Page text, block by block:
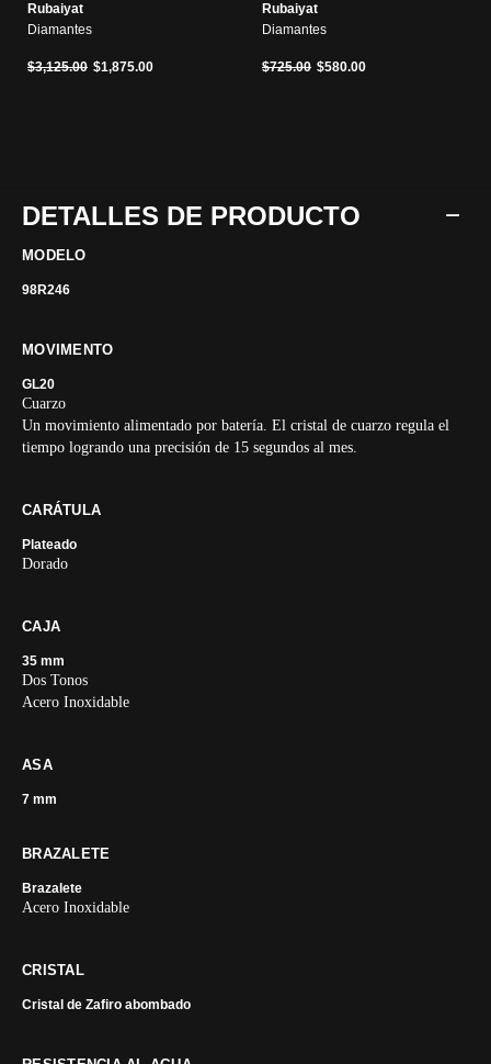
Rubaiyat
Diamantes
Precio reducido de
$3,125.00a$1,875.00
Rubaiyat
Diamantes
Precio reducido de
$725.00a$580.00
DETALLES DE PRODUCTO
MODELO
98R246
MOVIMENTO
GL20
Cuarzo
Un movimiento alimentado por batería. El cristal de cuarzo regula el
tiempo logrando una precisión de 15 segundos al mes.
CARÁTULA
Plateado
Dorado
CAJA
35 mm
Dos Tonos
Acero Inoxidable
ASA
7 mm
BRAZALETE
Brazalete
Acero Inoxidable
CRISTAL
Cristal de Zafiro abombado